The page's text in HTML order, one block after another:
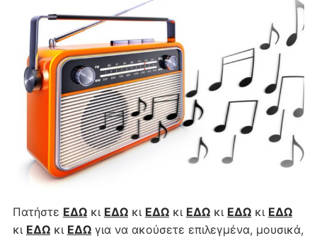
Πατήστε ΕΔΩκι ΕΔΩκι ΕΔΩκι ΕΔΩκι ΕΔΩκι ΕΔΩ
κι ΕΔΩκι ΕΔΩγια να ακούσετε επιλεγμένα, μουσικά,